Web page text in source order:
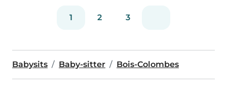
1 2 3
Babysits Baby-sitter Bois-Colombes